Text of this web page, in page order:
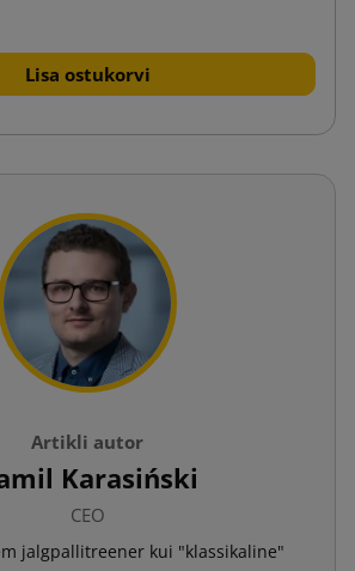
Lisa ostukorvi
Artikli autor
Karasiński
CEO
jalgpallitreener kui "klassikaline"